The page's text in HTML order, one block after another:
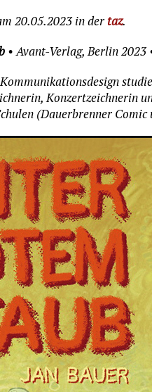
20.05.2023 in der taz.
• Avant-Verlag, Berlin 2023
Konzertzeichnerin
(Dauerbrenner